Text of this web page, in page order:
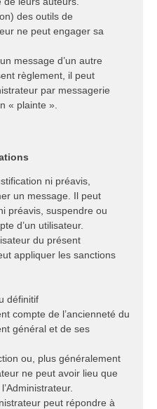
des outils de
ne peut engager sa
message d’un autre
règlement, il peut
par messagerie
« plainte ».
ni préavis,
un message. Il peut
préavis, suspendre ou
d’un utilisateur.
du présent
appliquer les sanctions
définitif
compte de l’ancienneté du
général et de ses
ou, plus généralement
ne peut avoir lieu que
peut répondre à